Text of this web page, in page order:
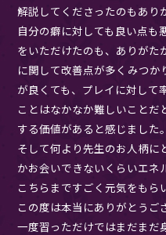
解説してくださったのもあり
自分の癖に対しても良い点も
をいただけたのも、ありがた
に関して改善点が多くみつ
が良くても、プレイに対して
ことはなかなか難しいことだ
する価値があると感じました。
そして何より先生のお人柄に
かお会いできないくらいエネ
こちらまですごく元気をもら
この度は本当にありがとうご
一度習っただけではまだまだ